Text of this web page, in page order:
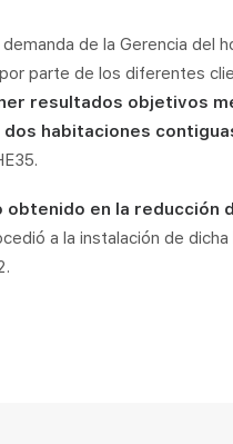
de la Gerencia del
parte de los diferentes
resultados objetivos
habitaciones
en la reducción
a la instalación de